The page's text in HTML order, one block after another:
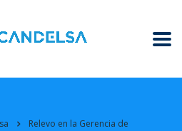
Relevo en la Gerencia de